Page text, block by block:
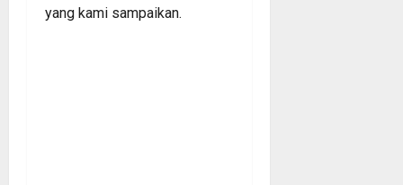
yang kami sampaikan.